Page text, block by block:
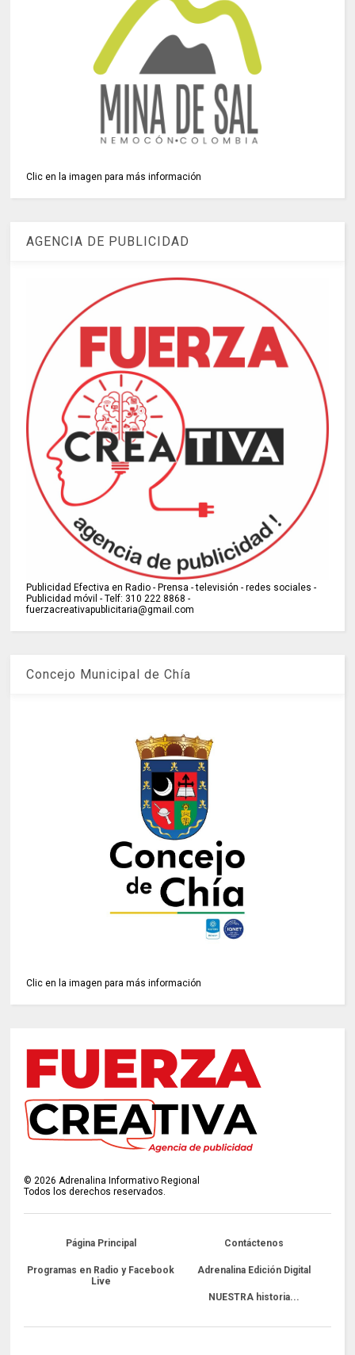
Clic en la imagen para más información
AGENCIA DE PUBLICIDAD
Publicidad Efectiva en Radio - Prensa - televisión - redes sociales -
Publicidad móvil - Telf: 310 222 8868 -
fuerzacreativapublicitaria@gmail.com
Concejo Municipal de Chía
Clic en la imagen para más información
©2026 Adrenalina Informativo Regional
Todos los derechos reservados.
Página Principal Contáctenos
Programas en Radio y Facebook
Live
Adrenalina Edición Digital
NUESTRA historia...